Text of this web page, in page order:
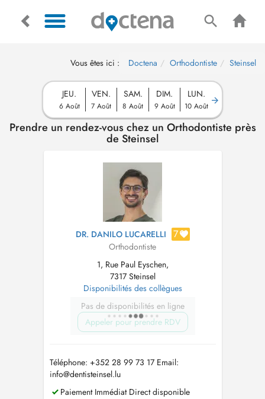
Vous êtes ici : Doctena Orthodontiste Steinsel
JEU.
6 Août
VEN.
7 Août
SAM.
8 Août
DIM.
9 Août
LUN.
10 Août
Prendre un rendez-vous chez un Orthodontiste près
de Steinsel
DR. DANILO LUCARELLI 7
Orthodontiste
1, Rue Paul Eyschen,
7317 Steinsel
Disponibilités des collègues
Pas de disponibilités en ligne
Appeler pour prendre RDV
Téléphone: +352 28 99 73 17 Email:
info@dentisteinsel.lu
Paiement Immédiat Direct disponible